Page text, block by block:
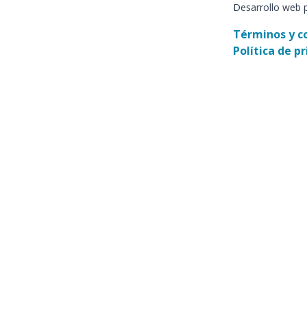
Desarrollo web
Términos y
Política de